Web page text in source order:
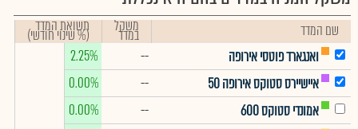
שם המדד משקל
במדד תשואת המדד
(% שינוי חודשי)
ואנגארד פוטסי אירופה
--
2.25%
איישיירס סטוקס אירופה 50
--
0.00%
אמונדי סטוקס 600
--
0.00%